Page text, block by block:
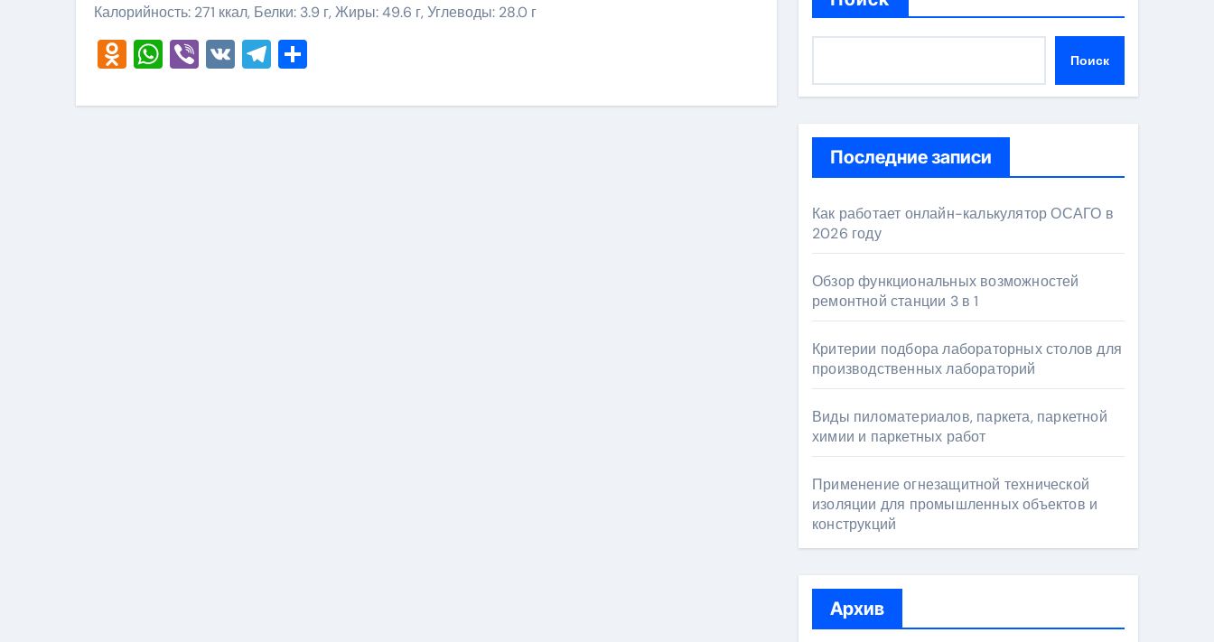
Калорийность: 271 ккал, Белки: 3.9 г, Жиры: 49.6 г, Углеводы: 28.0 г
Odnoklassniki
WhatsApp
Viber
VKTelegram Поиск
Последние записи
Как работает онлайн-калькулятор ОСАГО в
2026 году
Обзор функциональных возможностей
ремонтной станции 3 в 1
Критерии подбора лабораторных столов для
производственных лабораторий
Виды пиломатериалов, паркета, паркетной
химии и паркетных работ
Применение огнезащитной технической
изоляции для промышленных объектов и
конструкций
Архив